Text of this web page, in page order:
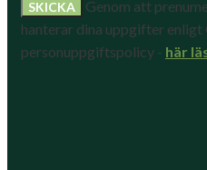
Genom att
hanterar dina uppgifter
personuppgiftspolicy - här